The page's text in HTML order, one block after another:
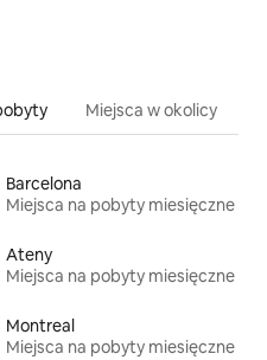
Miejsca w okolicy
Barcelona
Miejsca na pobyty miesięczne
Ateny
Miejsca na pobyty miesięczne
Montreal
Miejsca na pobyty miesięczne